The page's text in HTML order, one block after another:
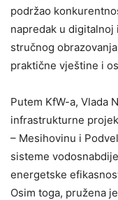
podržao
napredak u
stručnog
praktične vještine i
Putem KfW-a, Vlada
infrastrukturne
– Mesihovinu i
sisteme
energetske
Osim toga, pružena